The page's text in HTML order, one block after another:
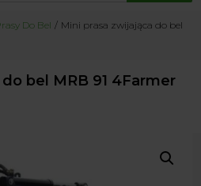
pokaż numer
Do Bel
Mini prasa zwijająca do bel
bel MRB 91 4Farmer